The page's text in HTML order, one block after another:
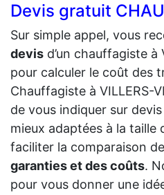
Devis gratuit
Sur simple appel, vous
devis d’un chauffagiste à
pour calculer le coût des
Chauffagiste à VILLERS-
de vous indiquer sur
mieux adaptées à la
faciliter la comparaison
garanties et des coûts.
pour vous donner une